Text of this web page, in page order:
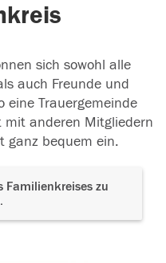
sich sowohl alle
auch Freunde und
eine Trauergemeinde
mit anderen Mitgliedern
ganz bequem ein.
Familienkreises zu